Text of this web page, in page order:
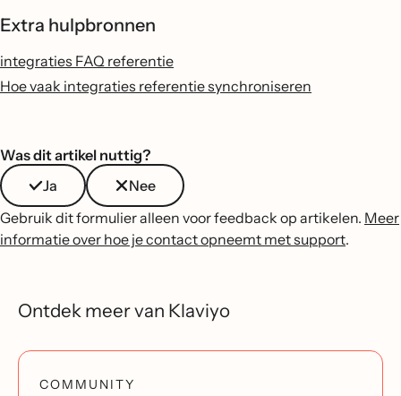
Extra hulpbronnen
integraties FAQ referentie
Hoe vaak integraties referentie synchroniseren
Was dit artikel nuttig?
Ja
Nee
Gebruik dit formulier alleen voor feedback op artikelen. Meer
informatie over hoe je contact opneemt met support.
Ontdek meer van Klaviyo
COMMUNITY